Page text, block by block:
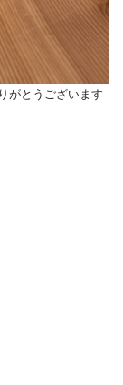
がとうございます